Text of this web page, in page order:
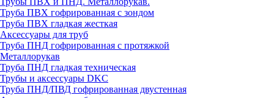
Труба ПВХ гофрированная с зондом
Труба ПВХ гладкая жесткая
Аксессуары для труб
Труба ПНД гофрированная с протяжкой
Металлорукав
Труба ПНД гладкая техническая
Трубы и аксессуары DKC
Труба ПНД/ПВД гофрированная двустенная